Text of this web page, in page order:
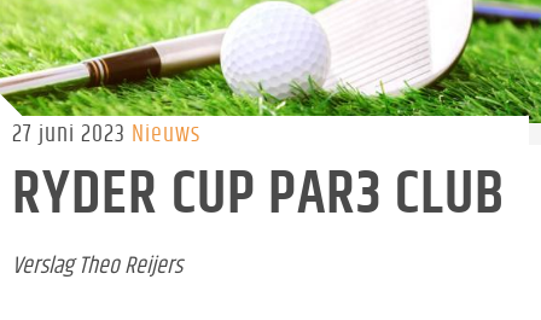
27 juni 2023 Nieuws
RYDER CUP PAR3 CLUB
Verslag Theo Reijers